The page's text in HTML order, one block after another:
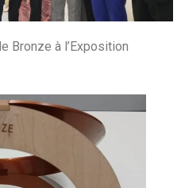
Bronze à l’Exposition
2025